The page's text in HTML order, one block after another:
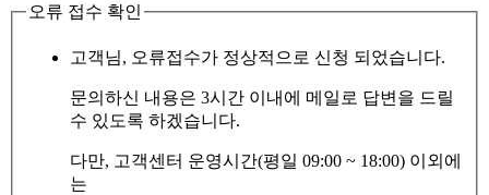
오류 접수 확인
고객님, 오류접수가 정상적으로 신청 되었습니다.
문의하신 내용은 3시간 이내에 메일로 답변을 드릴
수 있도록 하겠습니다.
다만, 고객센터 운영시간(평일 09:00 ~ 18:00) 이외에
는